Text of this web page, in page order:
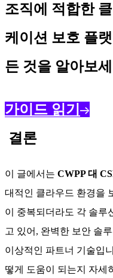
조직에 적합한
케이션 보호 플
든 것을 알아보
가이드 읽기
결론
이 글에서는 CWPP 대
대적인 클라우드 환경을
이 중복되더라도 각 솔루
고 있어, 완벽한 보안 솔
이상적인 파트너 기술입
떻게 도움이 되는지 자세